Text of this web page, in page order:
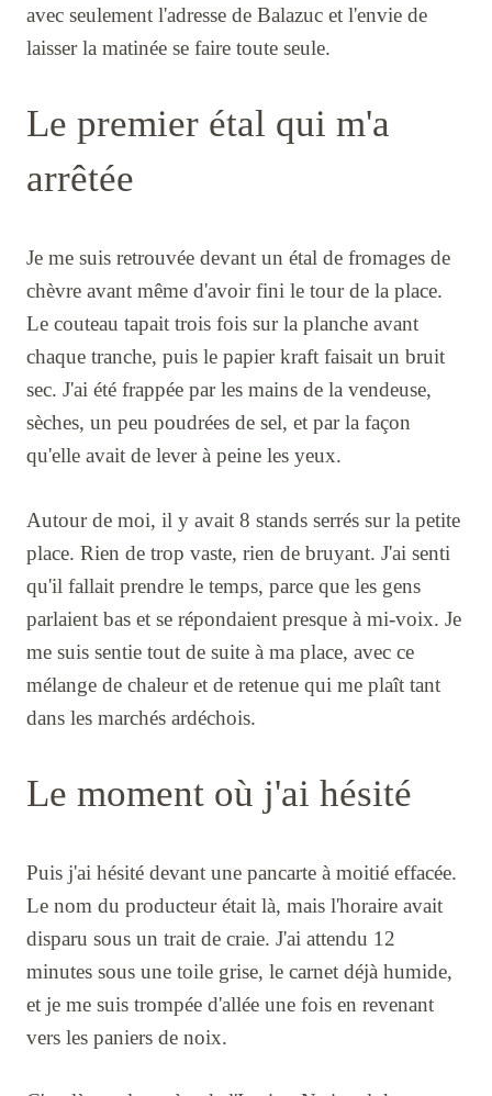
avec seulement l'adresse de Balazuc et l'envie de
laisser la matinée se faire toute seule.
Le premier étal qui m'a
arrêtée
Je me suis retrouvée devant un étal de fromages de
chèvre avant même d'avoir fini le tour de la place.
Le couteau tapait trois fois sur la planche avant
chaque tranche, puis le papier kraft faisait un bruit
sec. J'ai été frappée par les mains de la vendeuse,
sèches, un peu poudrées de sel, et par la façon
qu'elle avait de lever à peine les yeux.
Autour de moi, il y avait 8 stands serrés sur la petite
place. Rien de trop vaste, rien de bruyant. J'ai senti
qu'il fallait prendre le temps, parce que les gens
parlaient bas et se répondaient presque à mi-voix. Je
me suis sentie tout de suite à ma place, avec ce
mélange de chaleur et de retenue qui me plaît tant
dans les marchés ardéchois.
Le moment où j'ai hésité
Puis j'ai hésité devant une pancarte à moitié effacée.
Le nom du producteur était là, mais l'horaire avait
disparu sous un trait de craie. J'ai attendu 12
minutes sous une toile grise, le carnet déjà humide,
et je me suis trompée d'allée une fois en revenant
vers les paniers de noix.